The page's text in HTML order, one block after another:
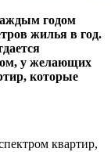
годом
жилья в год.
у желающих
которые
квартир,